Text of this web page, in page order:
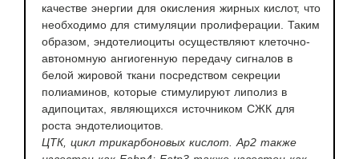
качестве энергии для окисления жирных кислот, что
необходимо для стимуляции пролиферации. Таким
образом, эндотелиоциты осуществляют клеточно-
автономную ангиогенную передачу сигналов в
белой жировой ткани посредством секреции
полиаминов, которые стимулируют липолиз в
адипоцитах, являющихся источником СЖК для
роста эндотелиоцитов.
ЦТК, цикл трикарбоновых кислот. Ap2 также